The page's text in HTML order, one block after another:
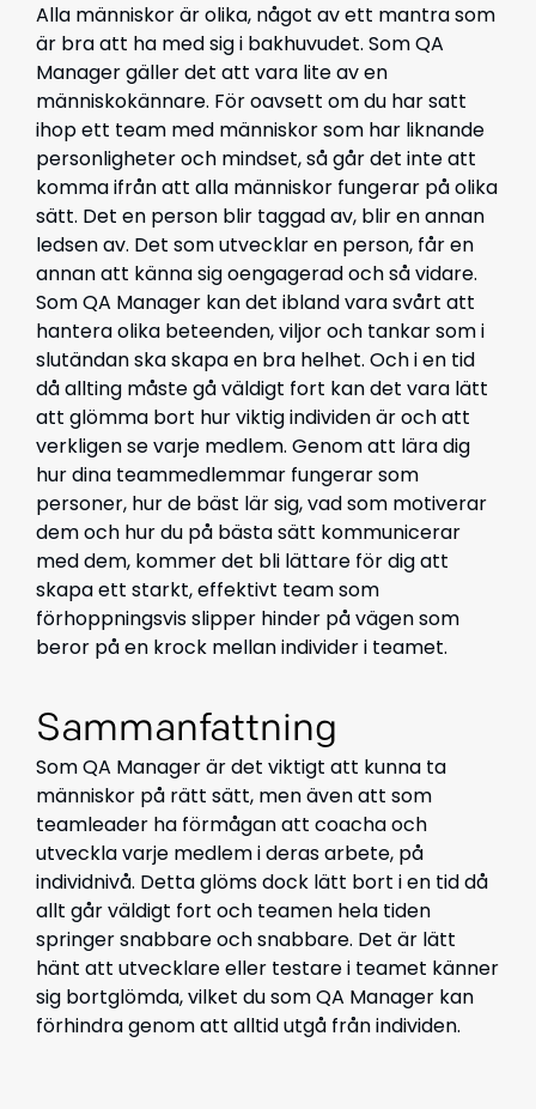
Alla människor är olika, något av ett mantra som
är bra att ha med sig i bakhuvudet. Som QA
Manager gäller det att vara lite av en
människokännare. För oavsett om du har satt
ihop ett team med människor som har liknande
personligheter och mindset, så går det inte att
komma ifrån att alla människor fungerar på olika
sätt. Det en person blir taggad av, blir en annan
ledsen av. Det som utvecklar en person, får en
annan att känna sig oengagerad och så vidare.
Som QA Manager kan det ibland vara svårt att
hantera olika beteenden, viljor och tankar som i
slutändan ska skapa en bra helhet. Och i en tid
då allting måste gå väldigt fort kan det vara lätt
att glömma bort hur viktig individen är och att
verkligen se varje medlem. Genom att lära dig
hur dina teammedlemmar fungerar som
personer, hur de bäst lär sig, vad som motiverar
dem och hur du på bästa sätt kommunicerar
med dem, kommer det bli lättare för dig att
skapa ett starkt, effektivt team som
förhoppningsvis slipper hinder på vägen som
beror på en krock mellan individer i teamet.
Sammanfattning
Som QA Manager är det viktigt att kunna ta
människor på rätt sätt, men även att som
teamleader ha förmågan att coacha och
utveckla varje medlem i deras arbete, på
individnivå. Detta glöms dock lätt bort i en tid då
allt går väldigt fort och teamen hela tiden
springer snabbare och snabbare. Det är lätt
hänt att utvecklare eller testare i teamet känner
sig bortglömda, vilket du som QA Manager kan
förhindra genom att alltid utgå från individen.